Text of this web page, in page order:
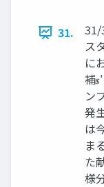
31.
31/
ス
に
補
ン
発
は
ま
た
様